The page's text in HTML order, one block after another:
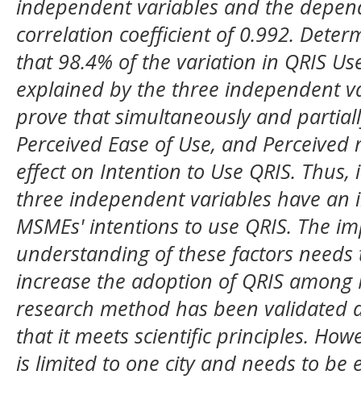
independent variables and the
correlation coefficient of 0.992.
that 98.4% of the variation in QRIS
explained by the three independent
prove that simultaneously and
Perceived Ease of Use, and
effect on Intention to Use QRIS.
three independent variables have
MSMEs' intentions to use QRIS. The
understanding of these factors
increase the adoption of QRIS among
research method has been validated
that it meets scientific principles.
is limited to one city and needs to be